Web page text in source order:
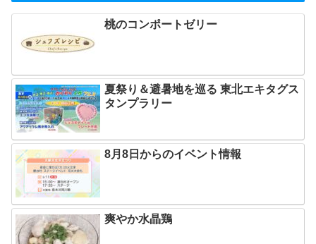
桃のコンポートゼリー
夏祭り＆避暑地を巡る 東北エキタグス
タンプラリー
8月8日からのイベント情報
爽やか水晶鶏